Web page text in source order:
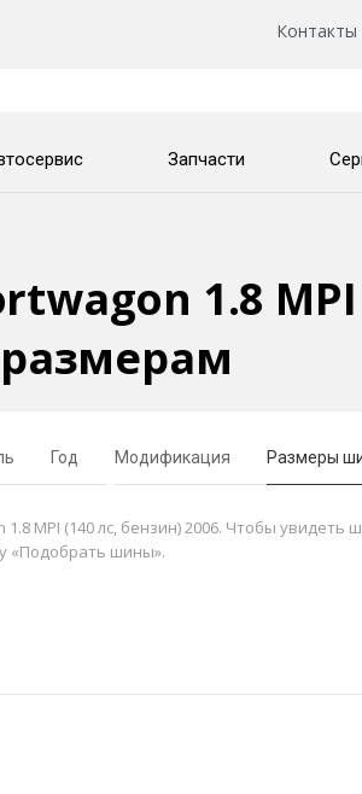
Контакты
Запчасти
1.8 MPI
Год Модификация Размеры
MPI (140 лс, бензин) 2006. Чтобы увидеть
«Подобрать шины».